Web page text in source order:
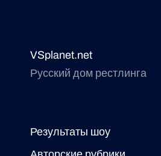
VSplanet.net
Русский дом рестлинга
Результаты шоу